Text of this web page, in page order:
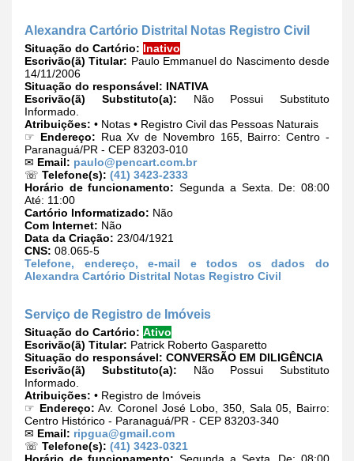
Alexandra Cartório Distrital Notas Registro Civil
Situação do Cartório: Inativo
Escrivão(ã) Titular: Paulo Emmanuel do Nascimento desde
14/11/2006
Situação do responsável: INATIVA
Escrivão(ã) Substituto(a): Não Possui Substituto
Informado.
Atribuições: • Notas • Registro Civil das Pessoas Naturais
☞ Endereço: Rua Xv de Novembro 165, Bairro: Centro -
Paranaguá/PR - CEP 83203-010
✉ Email: paulo@pencart.com.br
☏ Telefone(s): (41) 3423-2333
Horário de funcionamento: Segunda a Sexta. De: 08:00
Até: 11:00
Cartório Informatizado: Não
Com Internet: Não
Data da Criação: 23/04/1921
CNS: 08.065-5
Telefone, endereço, e-mail e todos os dados do
Alexandra Cartório Distrital Notas Registro Civil
Serviço de Registro de Imóveis
Situação do Cartório: Ativo
Escrivão(ã) Titular: Patrick Roberto Gasparetto
Situação do responsável: CONVERSÃO EM DILIGÊNCIA
Escrivão(ã) Substituto(a): Não Possui Substituto
Informado.
Atribuições: • Registro de Imóveis
☞ Endereço: Av. Coronel José Lobo, 350, Sala 05, Bairro:
Centro Histórico - Paranaguá/PR - CEP 83203-340
✉ Email: ripgua@gmail.com
☏ Telefone(s): (41) 3423-0321
Horário de funcionamento: Segunda a Sexta. De: 08:00